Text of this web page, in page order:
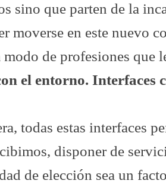
sino que parten de la
moverse en este nuevo
modo de profesiones que
el entorno. Interfaces
todas estas interfaces
disponer de
de elección sea un